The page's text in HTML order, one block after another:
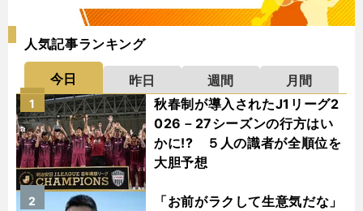
人気記事ランキング
今日 昨日 週間
月間
秋春制が導入されたJ1リーグ2
026－27シーズンの行方はい
かに!? ５人の識者が全順位を
大胆予想
1
「お前がラクして生意気だな」
2